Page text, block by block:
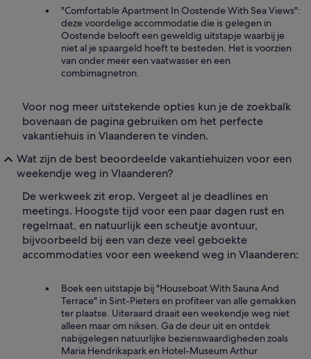
"Comfortable Apartment In Oostende With Sea Views":
deze voordelige accommodatie die is gelegen in
Oostende belooft een geweldig uitstapje waarbij je
niet al je spaargeld hoeft te besteden. Het is voorzien
van onder meer een vaatwasser en een
combimagnetron.
Voor nog meer uitstekende opties kun je de zoekbalk
bovenaan de pagina gebruiken om het perfecte
vakantiehuis in Vlaanderen te vinden.
Wat zijn de best beoordeelde vakantiehuizen voor een
weekendje weg in Vlaanderen?
De werkweek zit erop. Vergeet al je deadlines en
meetings. Hoogste tijd voor een paar dagen rust en
regelmaat, en natuurlijk een scheutje avontuur,
bijvoorbeeld bij een van deze veel geboekte
accommodaties voor een weekend weg in Vlaanderen:
Boek een uitstapje bij "Houseboat With Sauna And
Terrace" in Sint-Pieters en profiteer van alle gemakken
ter plaatse. Uiteraard draait een weekendje weg niet
alleen maar om niksen. Ga de deur uit en ontdek
nabijgelegen natuurlijke bezienswaardigheden zoals
Maria Hendrikapark en Hotel-Museum Arthur